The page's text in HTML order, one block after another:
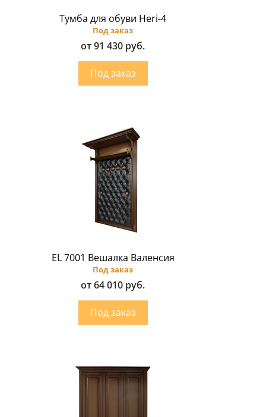
Тумба для обуви Heri-4
Под заказ
от 91 430 руб.
EL 7001 Вешалка Валенсия
Под заказ
от 64 010 руб.